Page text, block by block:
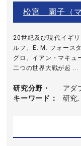
松宮 園子（
20世紀及び現代イギ
ルフ、E. M. フォース
グロ、イアン・マキュ
二つの世界大戦が起 ...
研究分野・
キーワード
アダ
研究